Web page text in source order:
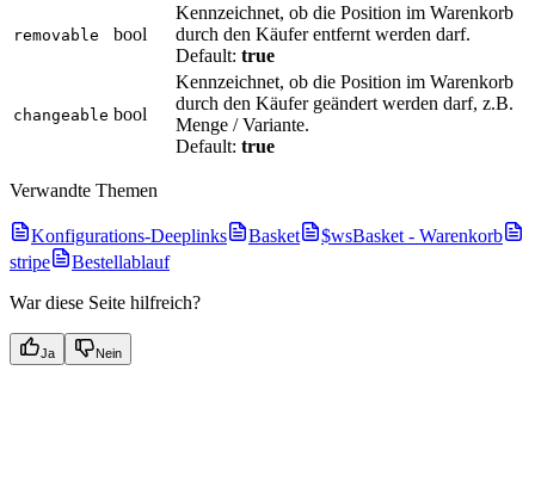
removable bool
Kennzeichnet, ob die Position im Warenkorb
durch den Käufer entfernt werden darf.
Default: true
changeable bool
Kennzeichnet, ob die Position im Warenkorb
durch den Käufer geändert werden darf, z.B.
Menge / Variante.
Default: true
Verwandte Themen
Konfigurations-Deeplinks Basket
$wsBasket - Warenkorb
stripe
Bestellablauf
War diese Seite hilfreich?
Ja Nein